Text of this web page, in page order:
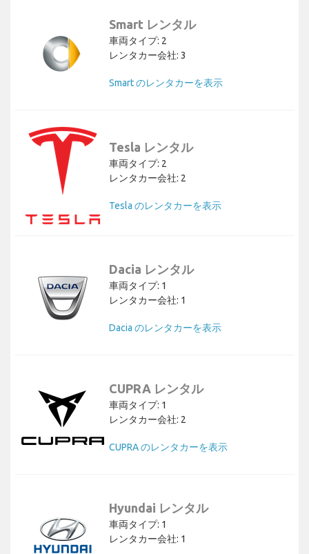
Smart レンタル
車両タイプ: 2
レンタカー会社: 3
Smart のレンタカーを表示
Tesla レンタル
車両タイプ: 2
レンタカー会社: 2
Tesla のレンタカーを表示
Dacia レンタル
車両タイプ: 1
レンタカー会社: 1
Dacia のレンタカーを表示
CUPRA レンタル
車両タイプ: 1
レンタカー会社: 2
CUPRA のレンタカーを表示
Hyundai レンタル
車両タイプ: 1
レンタカー会社: 1